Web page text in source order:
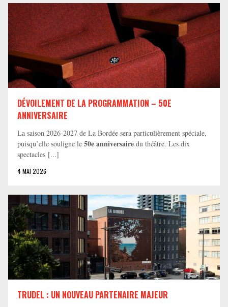
DÉVOILEMENT DE LA PROGRAMMATION – 50E
ANNIVERSAIRE
La saison 2026-2027 de La Bordée sera particulièrement spéciale,
puisqu’elle souligne le 50e anniversaire du théâtre. Les dix
spectacles [...]
4 MAI 2026
TRUDEL : UN NOUVEAU PARTENAIRE MAJEUR